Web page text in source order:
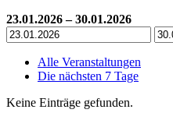
23.01.2026 – 30.01.2026
Alle Veranstaltungen
Die nächsten 7 Tage
Keine Einträge gefunden.